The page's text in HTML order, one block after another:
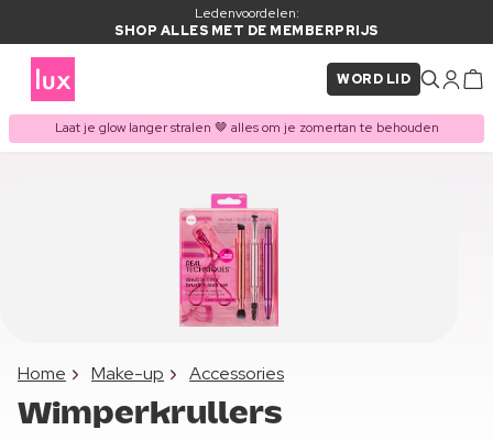
Ledenvoordelen:
SHOP ALLES MET DE MEMBERPRIJS
WORD LID
Laat je glow langer stralen 🤎 alles om je zomertan te behouden
Home Make-up Accessories
Wimperkrullers